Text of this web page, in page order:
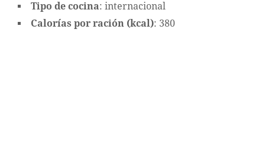
Tipo de cocina: internacional
Calorías por ración (kcal): 380